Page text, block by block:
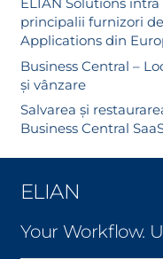
principalii furnizori
Applications din
Business Central –
și vânzare
Salvarea și
Business Central
ELIAN
Your Workflow.